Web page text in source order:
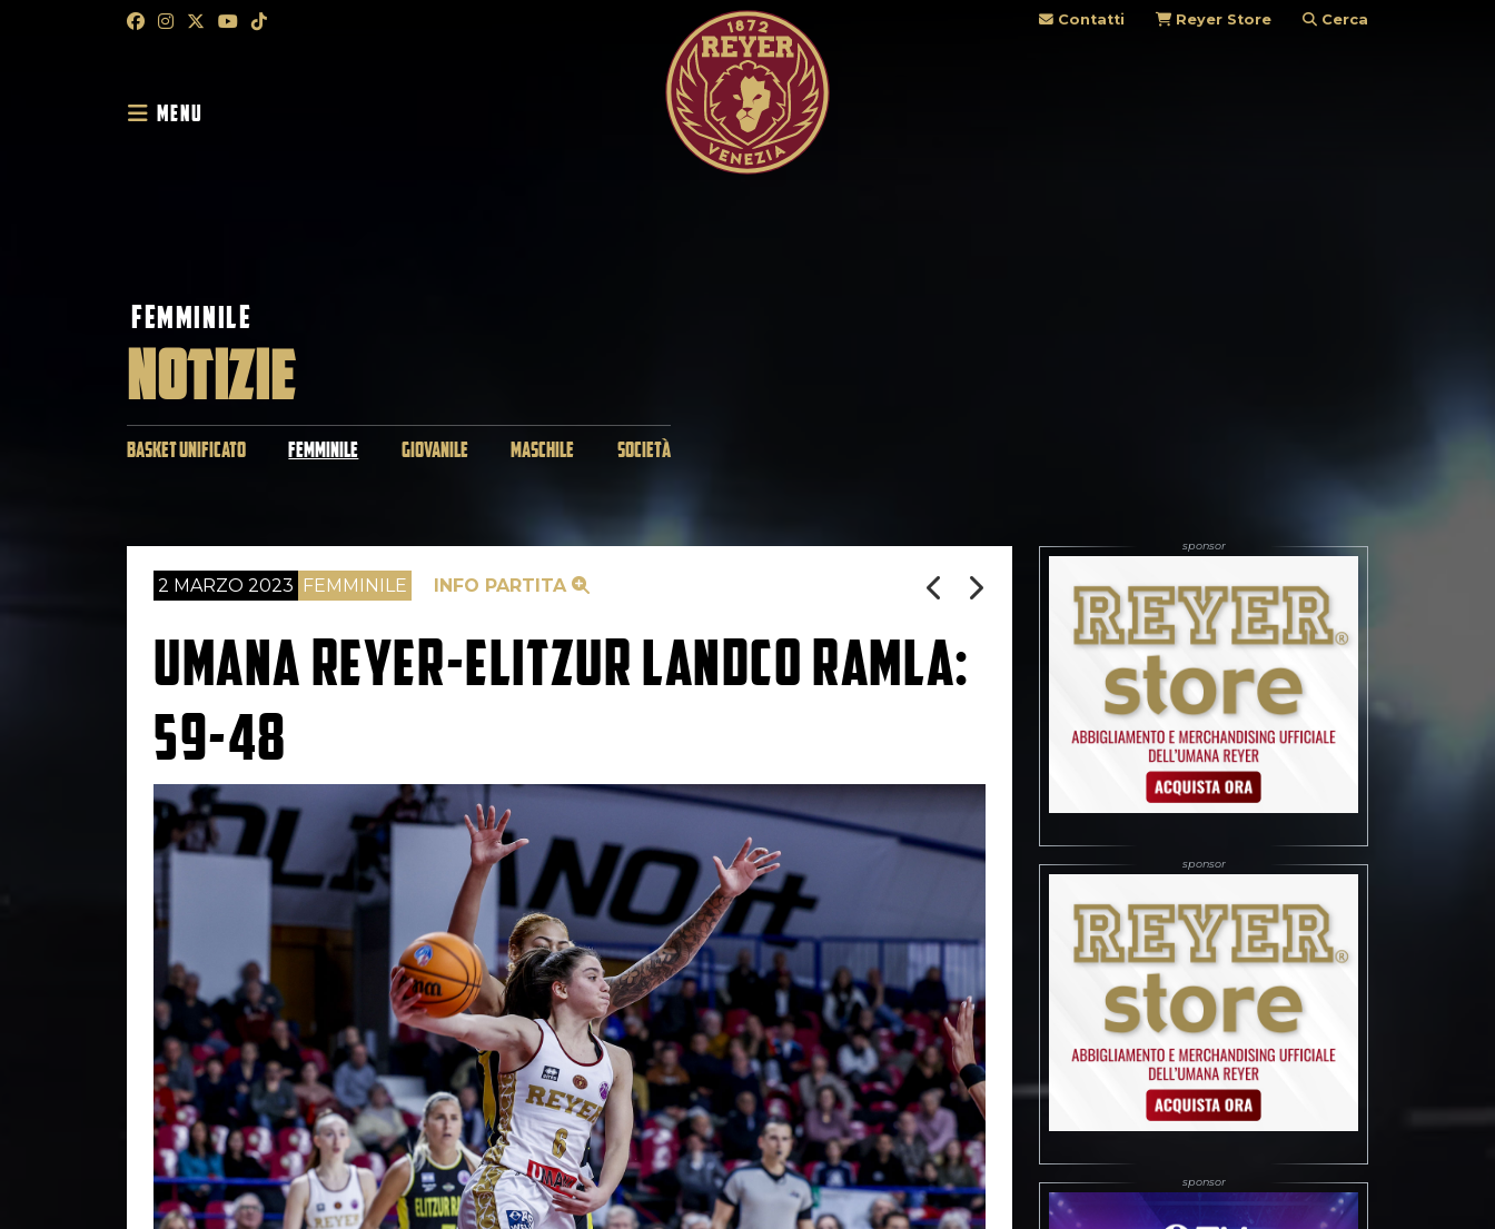
MENU
Contatti Reyer Store Cerca
FEMMINILE
NOTIZIE
BASKET UNIFICATO FEMMINILE GIOVANILE MASCHILE SOCIETÀ
2 MARZO 2023 FEMMINILE INFO PARTITA
UMANA REYER-ELITZUR LANDCO RAMLA:
59-48